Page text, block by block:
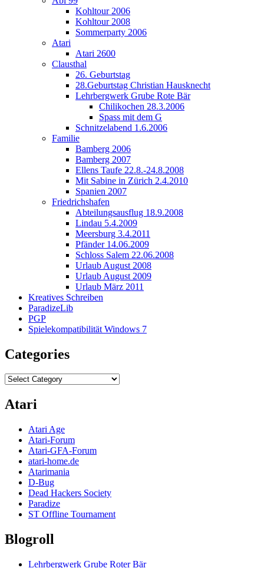
Kohltour 2006
Kohltour 2008
Sommerparty 2006
Atari
Atari 2600
Clausthal
26. Geburtstag
28.Geburtstag Christian Hausknecht
Lehrbergwerk Grube Rote Bär
Chilikochen 28.3.2006
Spass mit dem G
Schnitzelabend 1.6.2006
Familie
Bamberg 2006
Bamberg 2007
Ellens Taufe 22.8.-24.8.2008
Mit Sabine in Zürich 2.4.2010
Spanien 2007
Friedrichshafen
Abteilungsausflug 18.9.2008
Lindau 5.4.2009
Meersburg 3.4.2011
Pfänder 14.06.2009
Schloss Salem 22.06.2008
Urlaub August 2008
Urlaub August 2009
Urlaub März 2011
Kreatives Schreiben
ParadizeLib
PGP
Spielekompatibilität Windows 7
Categories
Categories
Atari
Atari Age
Atari-Forum
Atari-GFA-Forum
atari-home.de
Atarimania
D-Bug
Dead Hackers Society
Paradize
ST Offline Tournament
Blogroll
Lehrbergwerk Grube Roter Bär